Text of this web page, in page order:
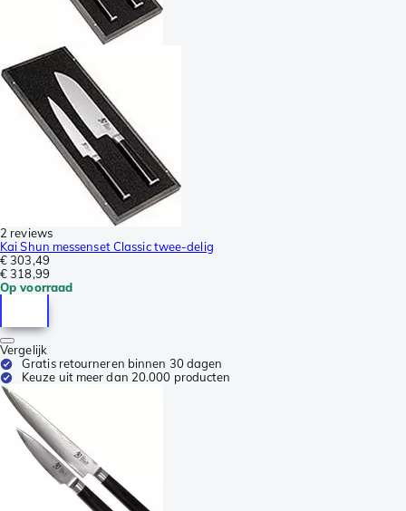
2 reviews
Kai Shun messenset Classic twee-delig
€ 303,49
€ 318,99
Op voorraad
Vergelijk
Gratis retourneren binnen 30 dagen
Keuze uit meer dan 20.000 producten